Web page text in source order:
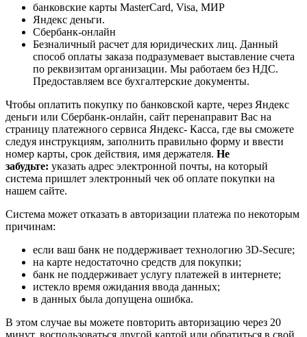
банковские карты MasterCard, Visa, МИР
Яндекс деньги.
Сбербанк-онлайн
Безналичный расчет для юридических лиц. Данный
способ оплаты заказа подразумевает выставление счета
по реквизитам организации. Мы работаем без НДС.
Предоставляем все бухгалтерские документы.
Чтобы оплатить покупку по банковской карте, через Яндекс
деньги или Сбербанк-онлайн, сайт перенаправит Вас на
страницу платежного сервиса Яндекс- Касса, где вы сможете
следуя инструкциям, заполнить правильно форму и ввести
номер карты, срок действия, имя держателя. Не
забудьте: указать адрес электронной почты, на который
система пришлет электронный чек об оплате покупки на
нашем сайте.
Система может отказать в авторизации платежа по некоторым
причинам:
если ваш банк не поддерживает технологию 3D-Secure;
на карте недостаточно средств для покупки;
банк не поддерживает услугу платежей в интернете;
истекло время ожидания ввода данных;
в данных была допущена ошибка.
В этом случае вы можете повторить авторизацию через 20
минут, воспользоваться другой картой или обратиться в свой